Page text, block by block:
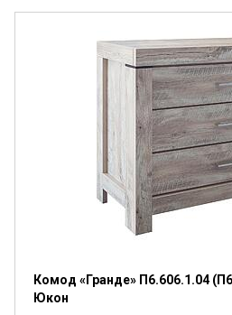
Комод «Гранде» П6.606.1.04
Юкон